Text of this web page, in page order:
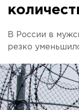
В России в
резко